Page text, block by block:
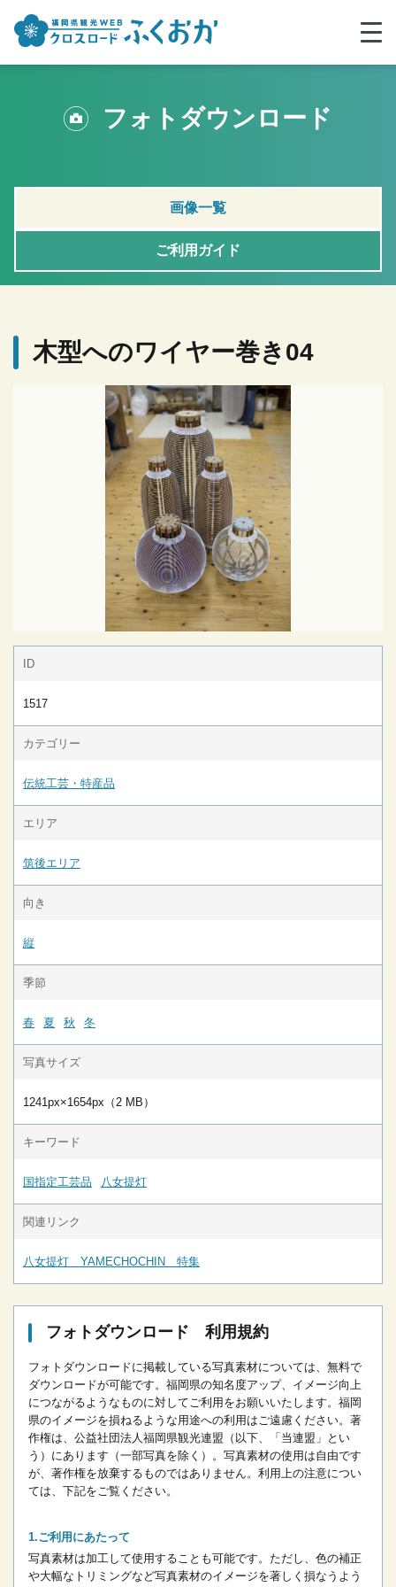
フォトダウンロード
画像一覧
ご利用ガイド
木型へのワイヤー巻き04
ID
1517
カテゴリー
伝統工芸・特産品
エリア
筑後エリア
向き
縦
季節
春 夏 秋 冬
写真サイズ
1241px×1654px（2 MB）
キーワード
国指定工芸品 八女提灯
関連リンク
八女提灯 YAMECHOCHIN 特集
フォトダウンロード 利用規約
フォトダウンロードに掲載している写真素材については、無料で
ダウンロードが可能です。 福岡県の知名度アップ、イメージ向上
につながるようなものに対してご利用をお願いいたします。 福岡
県のイメージを損ねるような用途への利用はご遠慮ください。 著
作権は、公益社団法人福岡県観光連盟（以下、「当連盟」とい
う）にあります（一部写真を除く）。写真素材の使用は自由です
が、著作権を放棄するものではありません。 利用上の注意につい
ては、下記をご覧ください。
ご利用にあたって
写真素材は加工して使用することも可能です。ただし、色の補正
や大幅なトリミングなど写真素材のイメージを著しく損なうよう